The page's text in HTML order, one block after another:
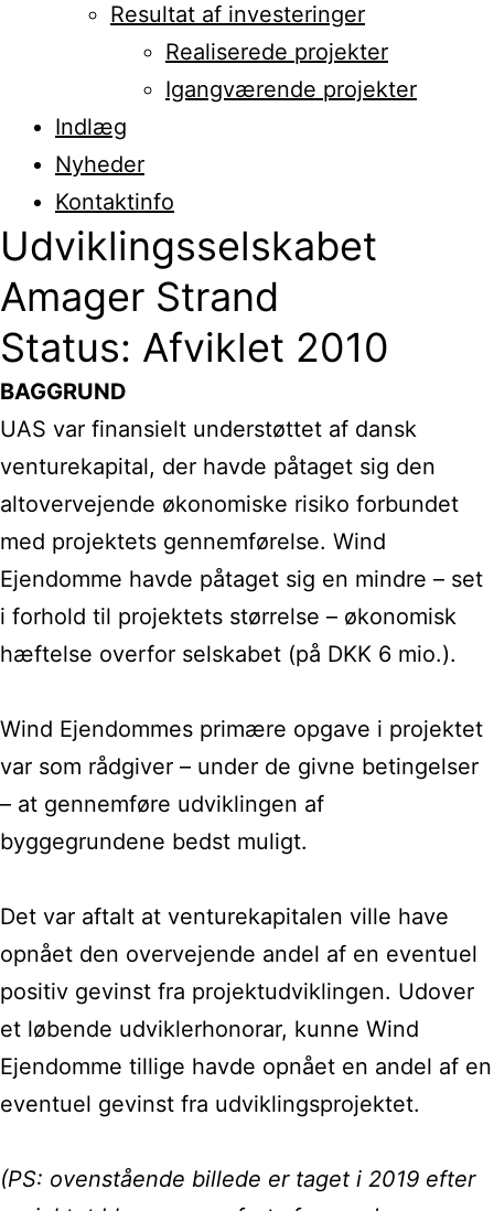
Resultat af investeringer
Realiserede projekter
Igangværende projekter
Indlæg
Nyheder
Kontaktinfo
Udviklingsselskabet
Amager Strand
Status: Afviklet 2010
BAGGRUND
UAS var finansielt understøttet af dansk
venturekapital, der havde påtaget sig den
altovervejende økonomiske risiko forbundet
med projektets gennemførelse. Wind
Ejendomme havde påtaget sig en mindre – set
i forhold til projektets størrelse – økonomisk
hæftelse overfor selskabet (på DKK 6 mio.).
Wind Ejendommes primære opgave i projektet
var som rådgiver – under de givne betingelser
– at gennemføre udviklingen af
byggegrundene bedst muligt.
Det var aftalt at venturekapitalen ville have
opnået den overvejende andel af en eventuel
positiv gevinst fra projektudviklingen. Udover
et løbende udviklerhonorar, kunne Wind
Ejendomme tillige havde opnået en andel af en
eventuel gevinst fra udviklingsprojektet.
(PS: ovenstående billede er taget i 2019 efter